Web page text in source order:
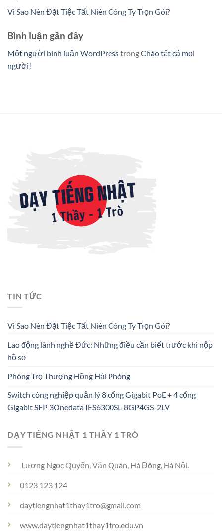
Vì Sao Nên Đặt Tiệc Tất Niên Công Ty Trọn Gói?
Bình luận gần đây
Một người bình luận WordPresstrongChào tất cả mọi
người!
TIN TỨC
Vì Sao Nên Đặt Tiệc Tất Niên Công Ty Trọn Gói?
Lao động lành nghề Đức: Những điều cần biết trước khi nộp
hồ sơ
Phòng Trọ Thượng Hồng Hải Phòng
Switch công nghiệp quản lý 8 cổng Gigabit PoE + 4 cổng
Gigabit SFP 3Onedata IES6300SL-8GP4GS-2LV
DẠY TIẾNG NHẬT 1 THẦY 1 TRÒ
Lương Ngọc Quyến, Văn Quán, Hà Đông, Hà Nội.
0123 123 124
daytiengnhat1thay1tro@gmail.com
www.daytiengnhat1thay1tro.edu.vn